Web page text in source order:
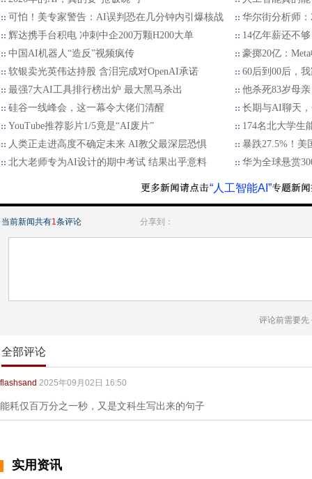
可怕！美专家警告：AI误判恐在几分钟内引爆核战
华尔街分析师
辉达携手台积电 冲刺中企200万颗H200大单
14亿年薪还不
中国AI机器人“造反”视频疯传
豪掷20亿：
软银卖光英伟达持股 含泪完成对OpenAI承诺
60后到00后，
最强7大AI工具排行榜出炉 最大黑马杀出
他杀死83岁母
硅谷一线峰会，这一幕令大佬们清醒
长期与AI聊天
YouTube推荐影片1/5竟是“AI废片”
174名北大学生
人类正走进高度不确定未来 AI教父最深层恐惧
暴跌27.5%！美
北大老师专为AI设计的期中考试 结果出乎意料
华为全球悬赏
“人工智能AI”
当前新闻共有1条评论 分享到：
评论前需要先
全部评论
flashsand 2025年09月02日 16:50
能耗仅百万分之一秒，又是文科生写出来的句子
实用资讯